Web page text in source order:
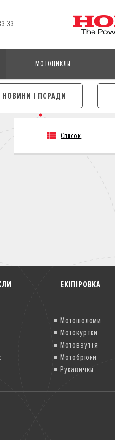
33
МОТОЦИКЛИ
НОВИНИ І ПОРАДИ
Список
ЕКІПІРОВКА
Мотошоломи
Мотокуртки
Мотовзуття
Мотобрюки
Рукавички